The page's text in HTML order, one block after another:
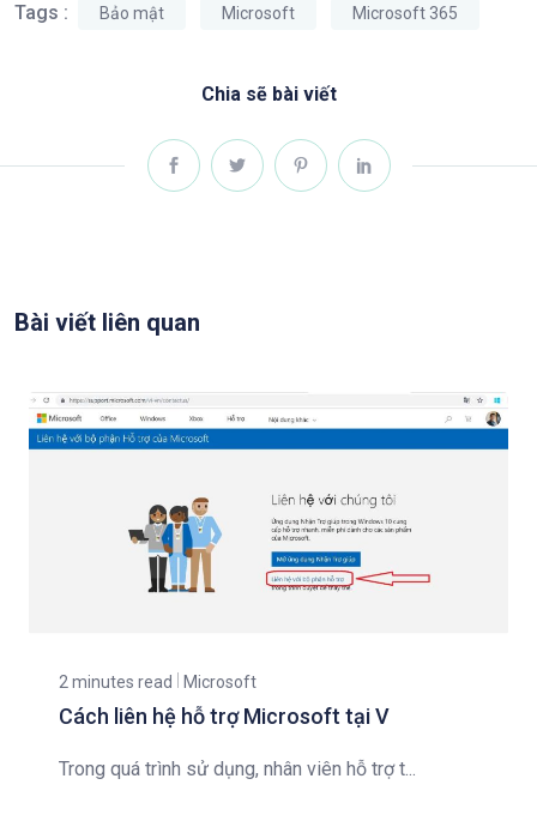
Tags : Bảo mật Microsoft Microsoft 365
Chia sẽ bài viết
Bài viết liên quan
2 minutes read Microsoft
Cách liên hệ hỗ trợ Microsoft tại V
Trong quá trình sử dụng, nhân viên hỗ trợ t...